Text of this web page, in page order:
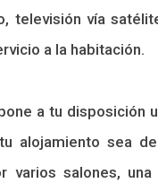
televisión vía
a la habitación.
a tu disposición
alojamiento sea
varios salones,